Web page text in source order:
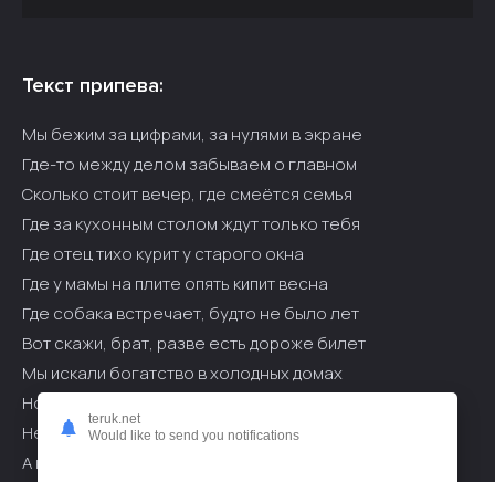
Текст припева:
Мы бежим за цифрами, за нулями в экране
Где-то между делом забываем о главном
Сколько стоит вечер, где смеётся семья
Где за кухонным столом ждут только тебя
Где отец тихо курит у старого окна
Где у мамы на плите опять кипит весна
Где собака встречает, будто не было лет
Вот скажи, брат, разве есть дороже билет
Мы искали богатство в холодных домах
Но тепло оказалось в простых мелочах
Не в цепях, не в тачках, не в шумных делах
А в ладони родной у тебя на плечах
teruk.net
Would like to send you notifications